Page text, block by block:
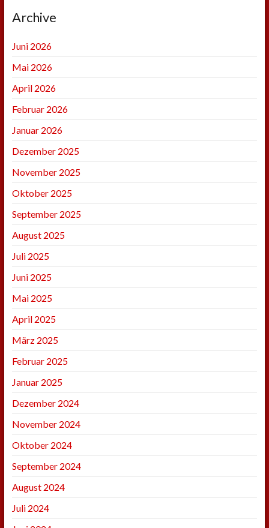
Archive
Juni 2026
Mai 2026
April 2026
Februar 2026
Januar 2026
Dezember 2025
November 2025
Oktober 2025
September 2025
August 2025
Juli 2025
Juni 2025
Mai 2025
April 2025
März 2025
Februar 2025
Januar 2025
Dezember 2024
November 2024
Oktober 2024
September 2024
August 2024
Juli 2024